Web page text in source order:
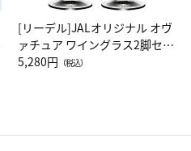
[リーデル]JALオリジナル オヴ
ァチュア ワイングラス2脚セッ
ト（レッドワイン）
5,280円 （税込）